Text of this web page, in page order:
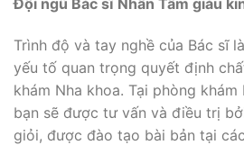
Đội ngũ Bác sĩ Nhân Tâm giàu
Trình độ và tay nghề của Bác sĩ
yếu tố quan trọng quyết định
khám Nha khoa. Tại phòng khám
bạn sẽ được tư vấn và điều trị
giỏi, được đào tạo bài bản tại